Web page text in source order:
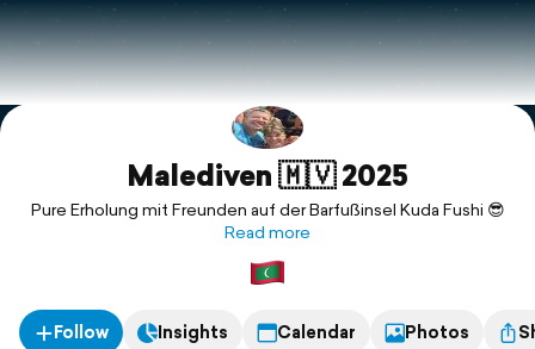
Flyover video
Explore
Support
Malediven 🇲🇻 2025
Pure Erholung mit Freunden auf der Barfußinsel Kuda Fushi 😎
Read more
Follow Insights Calendar Photos